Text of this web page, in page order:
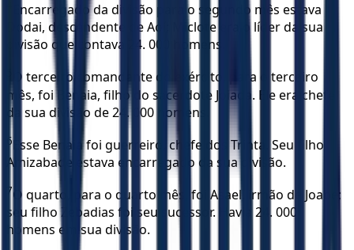
Encarregado da divisão para o segundo mês estava
Dodai, descendente de Aoí; Miclote era o líder da sua
divisão que contava 24. 000 homens.
O terceiro comandante do exército, para o terceiro
mês, foi Benaia, filho do sacerdote Joiada. Ele era chefe
da sua divisão de 24. 000 homens.
6
Esse Benaia foi guerreiro, chefe dos Trinta. Seu filho
Amizabade estava encarregado da sua divisão.
7O quarto, para o quarto mês, foi Asael, irmão de Joabe;
seu filho Zebadias foi seu sucessor. Havia 24. 000
homens em sua divisão.